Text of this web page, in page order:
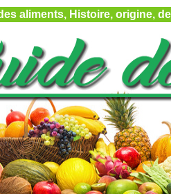
aliments, Histoire, origine,